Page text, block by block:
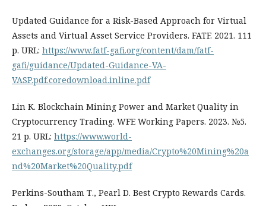
Updated Guidance for a Risk-Based Approach for Virtual
Assets and Virtual Asset Service Providers. FATF. 2021. 111
р. URL: https://www.fatf-gafi.org/content/dam/fatf-
gafi/guidance/Updated-Guidance-VA-
VASP.pdf.coredownload.inline.pdf
Lin К. Blockchain Mining Power and Market Quality in
Cryptocurrency Trading. WFE Working Papers. 2023. №5.
21 р. URL: https://www.world-
exchanges.org/storage/app/media/Crypto%20Mining%20a
nd%20Market%20Quality.pdf
Perkins-Southam Т., Pearl D. Best Crypto Rewards Cards.